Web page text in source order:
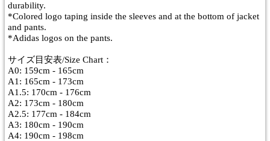
durability.
*Colored logo taping inside the sleeves and at the bottom of jacket
and pants.
*Adidas logos on the pants.
サイズ目安表/Size Chart：
A0: 159cm - 165cm
A1: 165cm - 173cm
A1.5: 170cm - 176cm
A2: 173cm - 180cm
A2.5: 177cm - 184cm
A3: 180cm - 190cm
A4: 190cm - 198cm